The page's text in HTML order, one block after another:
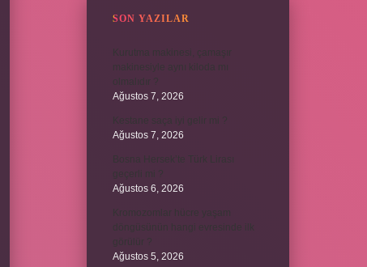
SON YAZILAR
Kurutma makinesi, çamaşır
makinesiyle aynı kiloda mı
olmalıdır ?
Ağustos 7, 2026
Kestane saça iyi gelir mi ?
Ağustos 7, 2026
Bosna Hersek’te Türk Lirası
geçerli mi ?
Ağustos 6, 2026
Kromozomlar hücre yaşam
döngüsünün hangi evresinde ilk
görülür ?
Ağustos 5, 2026